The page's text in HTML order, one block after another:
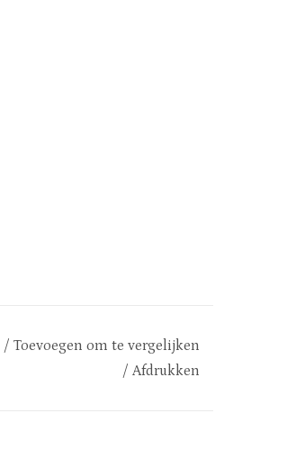
/ Toevoegen om te vergelijken
/ Afdrukken